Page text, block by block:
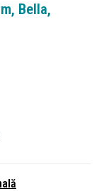
Bella,